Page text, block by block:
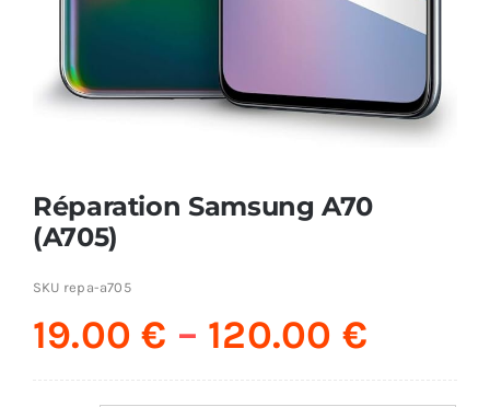
Réparation Samsung A70
(A705)
SKU repa-a705
19.00€ – 120.00 €